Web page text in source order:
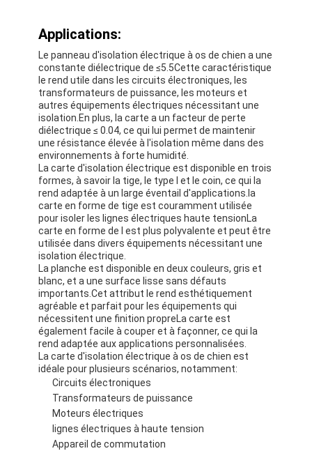
Applications:
Le panneau d'isolation électrique à os de chien a une
constante diélectrique de ≤5.5Cette caractéristique
le rend utile dans les circuits électroniques, les
transformateurs de puissance, les moteurs et
autres équipements électriques nécessitant une
isolation.En plus, la carte a un facteur de perte
diélectrique ≤ 0.04, ce qui lui permet de maintenir
une résistance élevée à l'isolation même dans des
environnements à forte humidité.
La carte d'isolation électrique est disponible en trois
formes, à savoir la tige, le type I et le coin, ce qui la
rend adaptée à un large éventail d'applications.la
carte en forme de tige est couramment utilisée
pour isoler les lignes électriques haute tensionLa
carte en forme de I est plus polyvalente et peut être
utilisée dans divers équipements nécessitant une
isolation électrique.
La planche est disponible en deux couleurs, gris et
blanc, et a une surface lisse sans défauts
importants.Cet attribut le rend esthétiquement
agréable et parfait pour les équipements qui
nécessitent une finition propreLa carte est
également facile à couper et à façonner, ce qui la
rend adaptée aux applications personnalisées.
La carte d'isolation électrique à os de chien est
idéale pour plusieurs scénarios, notamment:
Circuits électroniques
Transformateurs de puissance
Moteurs électriques
lignes électriques à haute tension
Appareil de commutation